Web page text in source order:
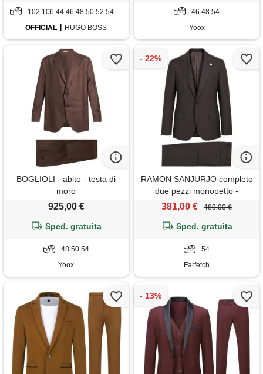
102 106 44 46 48 50 52 54 56 94 98
OFFICIAL
HUGO BOSS
46 48 54
Yoox
BOGLIOLI - abito - testa di
moro
925,00 €
Sped. gratuita
48 50 54
Yoox
RAMON SANJURJO completo
due pezzi monopetto -
marrone
381,00 € 489,00 €
Sped. gratuita
54
Farfetch